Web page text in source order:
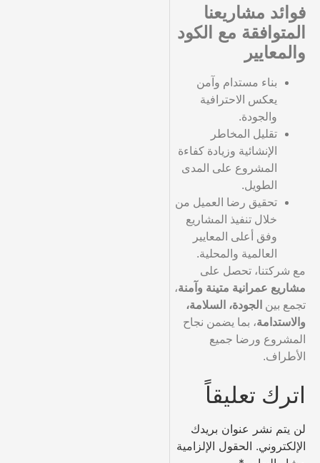
فوائد مشاريعنا
المتوافقة مع الكود
والمعايير
بناء مستدام وآمن
يعكس الاحترافية
والجودة.
تقليل المخاطر
الإنشائية وزيادة كفاءة
المشروع على المدى
الطويل.
تحقيق رضا العميل من
خلال تنفيذ المشاريع
وفق أعلى المعايير
العالمية والمحلية.
مع شركتنا، تحصل على
مشاريع عمرانية متينة وآمنة،
تجمع بين الجودة، السلامة،
والاستدامة، بما يضمن نجاح
المشروع ورضا جميع
الأطراف.
اترك تعليقاً
لن يتم نشر عنوان بريدك
الإلكتروني. الحقول الإلزامية